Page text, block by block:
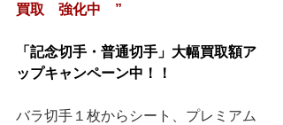
買取　強化中　”
「記念切手・普通切手」大幅買取額ア
ップキャンペーン中！！
バラ切手１枚からシート、プレミアム